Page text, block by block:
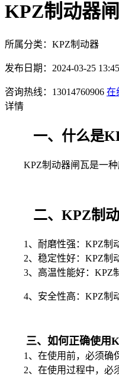
KPZ制动器
所属分类：KPZ制动器
发布日期：2024-03-25
咨询热线：13014760906 在
详情
一、什么是
KPZ制动器闸瓦是一种摩
二、KPZ制动
1、耐磨性强：KPZ制动
2、稳定性好：KPZ制动
3、高温性能好：KPZ制
4、安全性高：KPZ制动
三、如何正确使用
1、在使用前，必须确保
2、在使用过程中，必须